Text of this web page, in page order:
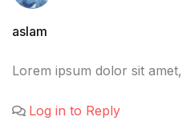
aslam
Lorem ipsum dolor sit
Log in to Reply